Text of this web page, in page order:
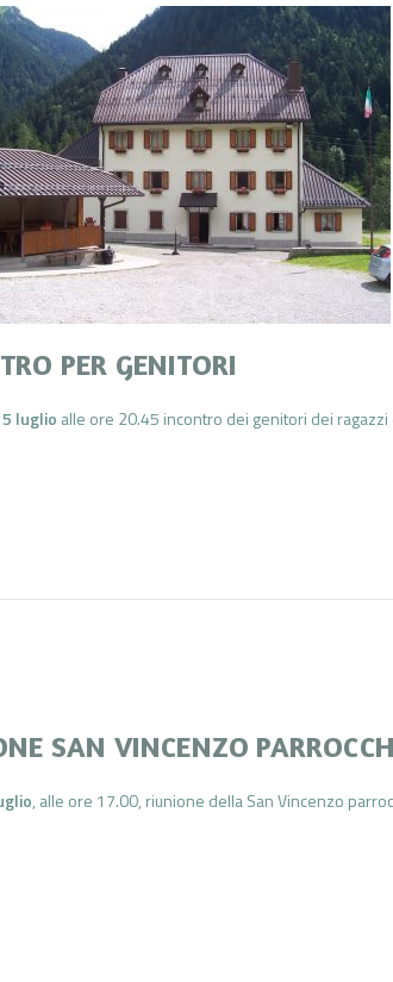
PER GENITORI
luglio alle ore 20.45 incontro dei genitori dei
SAN VINCENZO
, alle ore 17.00, riunione della San Vincenzo